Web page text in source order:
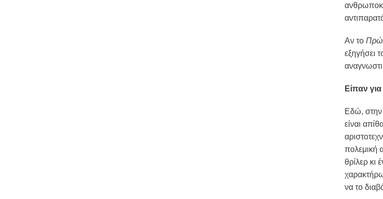
Αν το
εξηγήσει
Είπαν
Εδώ, στην
είναι
πολεμική
θρίλερ κι
να το